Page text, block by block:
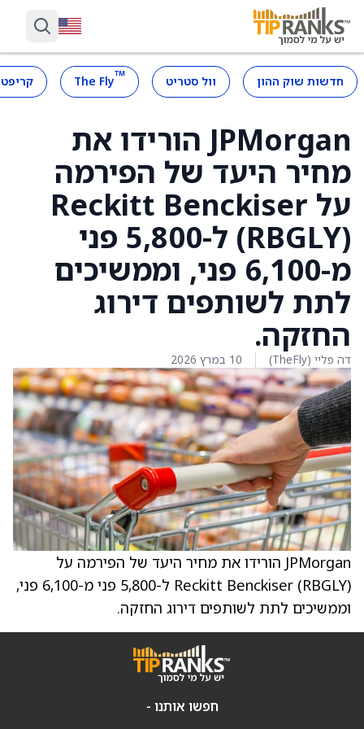
חדשות שוק ההון וול סטריט ™
The Fly
JPMorgan הורידו את
מחיר היעד של הפירמה
על Reckitt Benckiser
(RBGLY) ל-5,800 פני
מ-6,100 פני, וממשיכים
לתת לשותפים דירוג
החזקה.
דה פליי (TheFly) 10 במרץ 2026
JPMorgan הורידו את מחיר היעד של הפירמה על
Reckitt Benckiser (RBGLY) ל-5,800 פני מ-6,100 פני,
וממשיכים לתת לשותפים דירוג החזקה.
חפשו אותנו -